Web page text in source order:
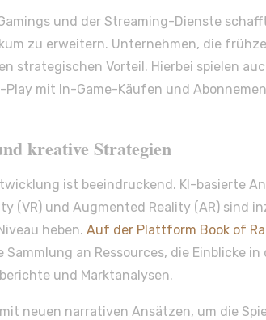
und der Streaming-Dienste
zu erweitern. Unternehmen, die
strategischen Vorteil. Hierbei spielen
mit In-Game-Käufen und
kreative Strategien
ist beeindruckend. KI-basierte
(VR) und Augmented Reality (AR) sind
heben. Auf der Plattform Book of Ra
an Ressources, die Einblicke in
und Marktanalysen.
neuen narrativen Ansätzen, um die